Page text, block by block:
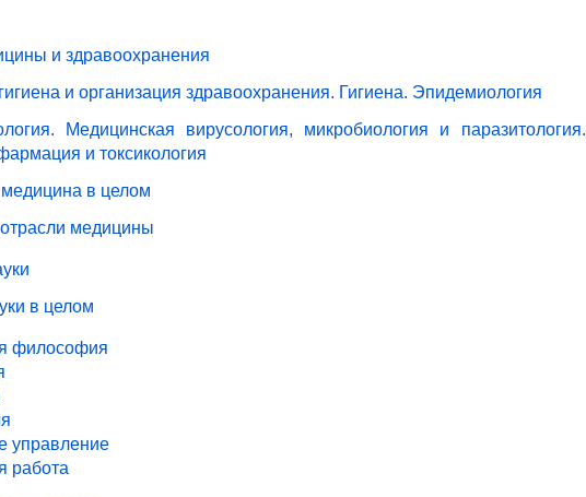
и здравоохранения
и организация здравоохранения. Гигиена. Эпидемиология
Медицинская вирусология, микробиология и паразитология.
и токсикология
в целом
медицины
в целом
философия
управление
работа